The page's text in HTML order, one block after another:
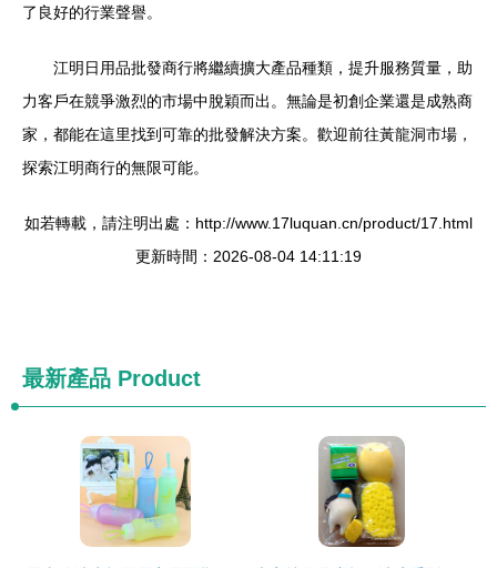
了良好的行業聲譽。
江明日用品批發商行將繼續擴大產品種類，提升服務質量，助
力客戶在競爭激烈的市場中脫穎而出。無論是初創企業還是成熟商
家，都能在這里找到可靠的批發解決方案。歡迎前往黃龍洞市場，
探索江明商行的無限可能。
如若轉載，請注明出處：http://www.17luquan.cn/product/17.html
更新時間：2026-08-04 14:11:19
最新產品 Product